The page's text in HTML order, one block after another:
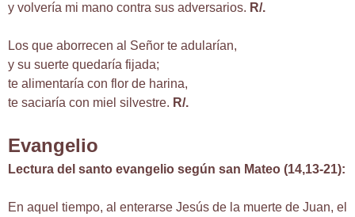
y volvería mi mano contra sus adversarios. R/.
Los que aborrecen al Señor te adularían,
y su suerte quedaría fijada;
te alimentaría con flor de harina,
te saciaría con miel silvestre. R/.
Evangelio
Lectura del santo evangelio según san Mateo (14,13-21):
En aquel tiempo, al enterarse Jesús de la muerte de Juan, el